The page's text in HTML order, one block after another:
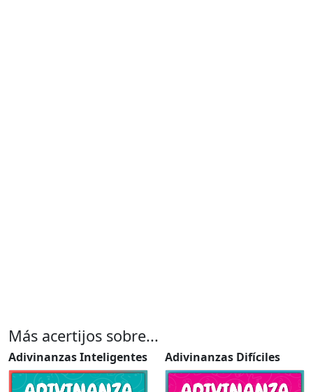
Más acertijos sobre...
Adivinanzas Inteligentes Adivinanzas Difíciles